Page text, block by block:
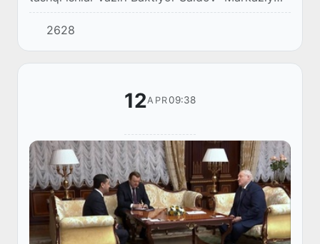
Osiyo – Koʻrfaz arab davlatlari hamkorlik
kengashi” Strategik muloqoti tashqi ishlar vaz...
2628
12APR09:38